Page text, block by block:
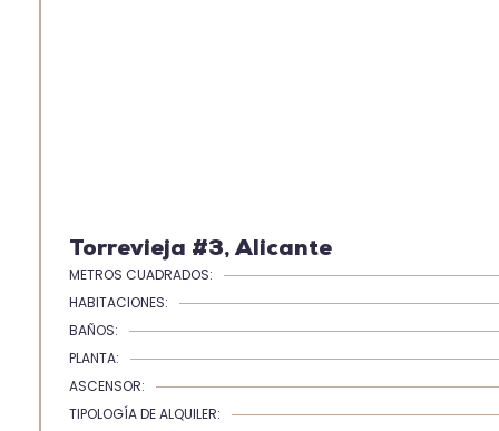
Torrevieja #3, Alicante
METROS CUADRADOS:
HABITACIONES:
BAÑOS:
PLANTA:
ASCENSOR:
TIPOLOGÍA DE ALQUILER: